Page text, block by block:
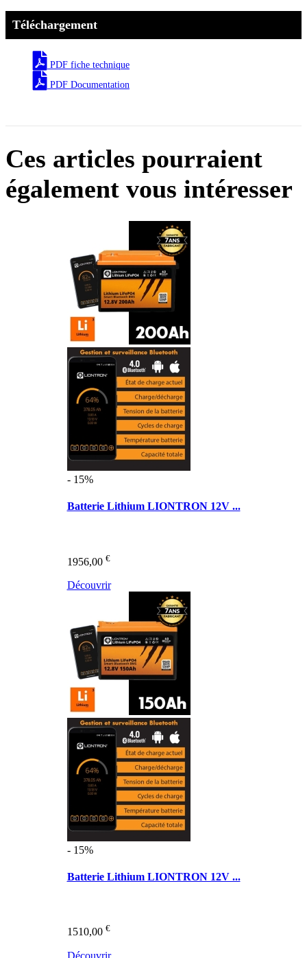
Téléchargement
PDF fiche technique
PDF Documentation
Ces articles pourraient
également vous intéresser
- 15%
Batterie Lithium LIONTRON 12V ...
1956,00 €
Découvrir
- 15%
Batterie Lithium LIONTRON 12V ...
1510,00 €
Découvrir